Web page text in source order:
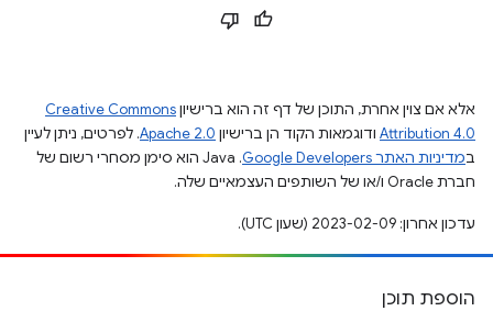
אלא אם צוין אחרת, התוכן של דף זה הוא ברישיוןCreative Commons
Attribution 4.0 ודוגמאות הקוד הן ברישיון Apache 2.0. לפרטים, ניתן לעיין
במדיניות האתר Google Developers‏
.‏ Java הוא סימן מסחרי רשום של
חברת Oracle ו/או של השותפים העצמאיים שלה.
עדכון אחרון: 2023-02-09 (שעון UTC).
הוספת תוכן